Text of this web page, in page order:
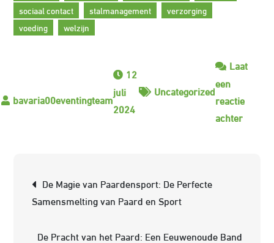
sociaal contact
stalmanagement
verzorging
voeding
welzijn
12
juli
2024
Uncategorized
Laat
een
reactie
achterop
De Magie van Paardensport: De Perfecte
Samensmelting van Paard en Sport
De Pracht van het Paard: Een Eeuwenoude Band